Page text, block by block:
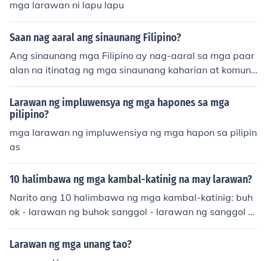
mga larawan ni lapu lapu
Saan nag aaral ang sinaunang Filipino?
Ang sinaunang mga Filipino ay nag-aaral sa mga paar
alan na itinatag ng mga sinaunang kaharian at komuni
dad. Karaniwang itinuturo rito ang mga tradisyon, kasa
nayan sa pagsulat at pagbasa, at mga kaugalian na m
ahalaga sa kanilang lipunan.
Larawan ng impluwensya ng mga hapones sa mga
pilipino?
mga larawan ng impluwensiya ng mga hapon sa pilipin
as
10 halimbawa ng mga kambal-katinig na may larawan?
Narito ang 10 halimbawa ng mga kambal-katinig: buh
ok - larawan ng buhok sanggol - larawan ng sanggol tu
big - larawan ng tubig kubo - larawan ng kubo babae -
larawan ng babae sanga - larawan ng sanga sinigang
Larawan ng mga unang tao?